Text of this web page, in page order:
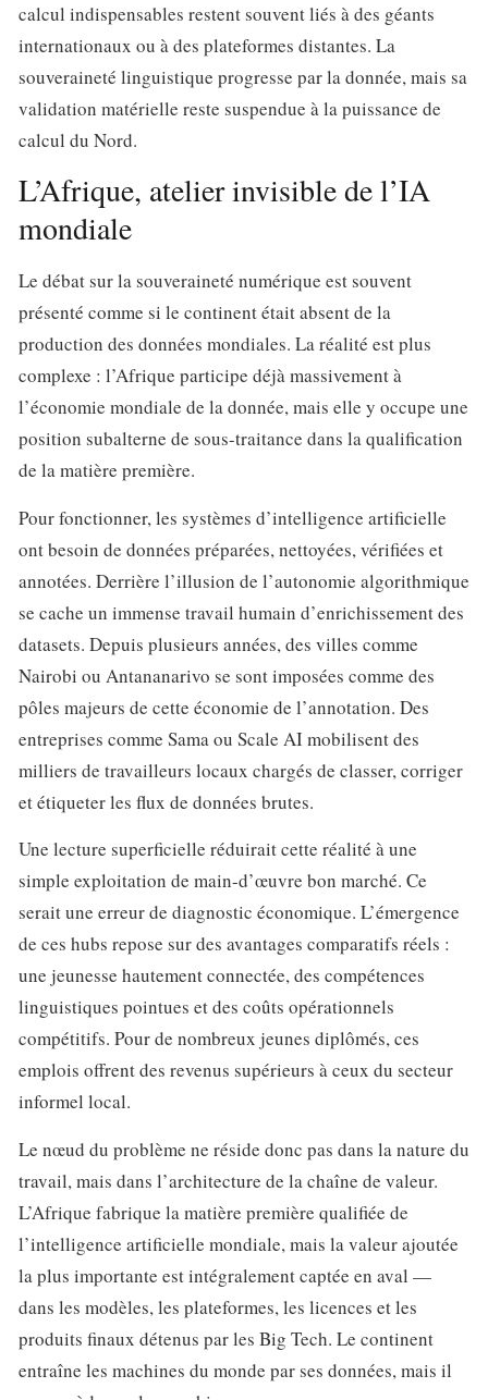
calcul indispensables restent souvent liés à des géants
internationaux ou à des plateformes distantes. La
souveraineté linguistique progresse par la donnée, mais sa
validation matérielle reste suspendue à la puissance de
calcul du Nord.
L’Afrique, atelier invisible de l’IA
mondiale
Le débat sur la souveraineté numérique est souvent
présenté comme si le continent était absent de la
production des données mondiales. La réalité est plus
complexe : l’Afrique participe déjà massivement à
l’économie mondiale de la donnée, mais elle y occupe une
position subalterne de sous-traitance dans la qualification
de la matière première.
Pour fonctionner, les systèmes d’intelligence artificielle
ont besoin de données préparées, nettoyées, vérifiées et
annotées. Derrière l’illusion de l’autonomie algorithmique
se cache un immense travail humain d’enrichissement des
datasets. Depuis plusieurs années, des villes comme
Nairobi ou Antananarivo se sont imposées comme des
pôles majeurs de cette économie de l’annotation. Des
entreprises comme Sama ou Scale AI mobilisent des
milliers de travailleurs locaux chargés de classer, corriger
et étiqueter les flux de données brutes.
Une lecture superficielle réduirait cette réalité à une
simple exploitation de main-d’œuvre bon marché. Ce
serait une erreur de diagnostic économique. L’émergence
de ces hubs repose sur des avantages comparatifs réels :
une jeunesse hautement connectée, des compétences
linguistiques pointues et des coûts opérationnels
compétitifs. Pour de nombreux jeunes diplômés, ces
emplois offrent des revenus supérieurs à ceux du secteur
informel local.
Le nœud du problème ne réside donc pas dans la nature du
travail, mais dans l’architecture de la chaîne de valeur.
L’Afrique fabrique la matière première qualifiée de
l’intelligence artificielle mondiale, mais la valeur ajoutée
la plus importante est intégralement captée en aval —
dans les modèles, les plateformes, les licences et les
produits finaux détenus par les Big Tech. Le continent
entraîne les machines du monde par ses données, mais il